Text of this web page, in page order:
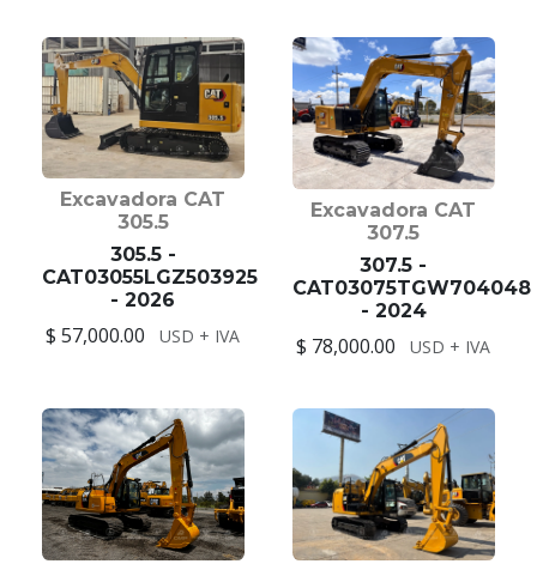
Excavadora CAT
305.5
305.5 -
CAT03055LGZ503925
- 2026
$ 57,000.00 USD + IVA
Excavadora CAT
307.5
307.5 -
CAT03075TGW704048
- 2024
$ 78,000.00 USD + IVA